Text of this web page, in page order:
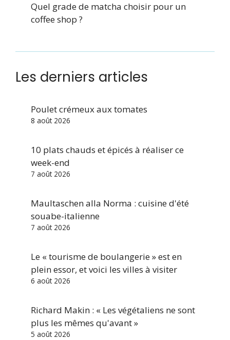
Quel grade de matcha choisir pour un
coffee shop ?
Les derniers articles
Poulet crémeux aux tomates
8 août 2026
10 plats chauds et épicés à réaliser ce
week-end
7 août 2026
Maultaschen alla Norma : cuisine d'été
souabe-italienne
7 août 2026
Le « tourisme de boulangerie » est en
plein essor, et voici les villes à visiter
6 août 2026
Richard Makin : « Les végétaliens ne sont
plus les mêmes qu'avant »
5 août 2026